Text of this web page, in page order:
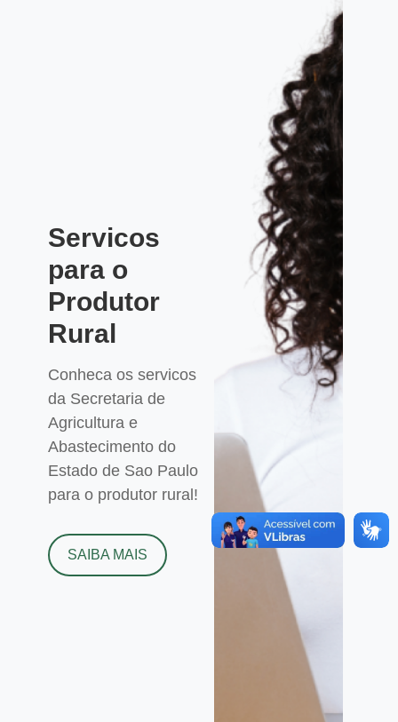
Servicos
para o
Produtor
Rural
Conheca os servicos
da Secretaria de
Agricultura e
Abastecimento do
Estado de Sao Paulo
para o produtor rural!
SAIBA MAIS